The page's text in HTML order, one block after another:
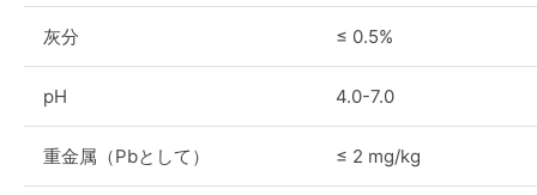
灰分 ≤ 0.5%
pH 4.0-7.0
重金属（Pbとして） ≤ 2 mg/kg